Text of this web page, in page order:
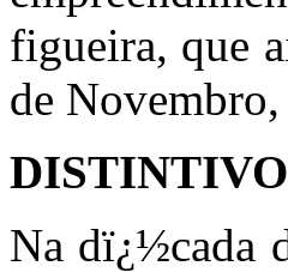
figueira, que
de
Na dï¿½cada